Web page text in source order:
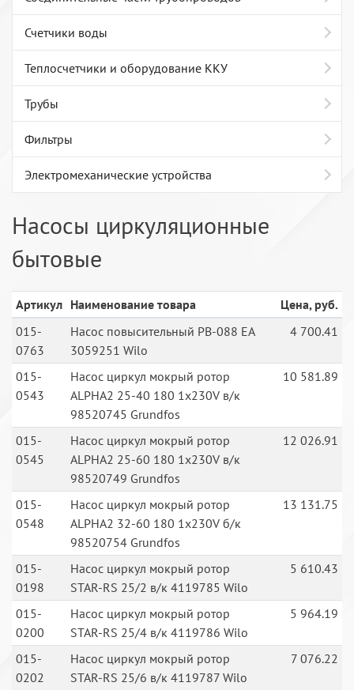
Счетчики воды
Теплосчетчики и оборудование ККУ
Трубы
Фильтры
Электромеханические устройства
Насосы циркуляционные
бытовые
Артикул Наименование товара
Цена, руб.
015-
0763
Насос повысительный PB-088 EA
3059251 Wilo
4 700.41
015-
0543
Насос циркул мокрый ротор
ALPHA2 25-40 180 1x230V в/к
98520745 Grundfos
10 581.89
015-
0545
Насос циркул мокрый ротор
ALPHA2 25-60 180 1x230V в/к
98520749 Grundfos
12 026.91
015-
0548
Насос циркул мокрый ротор
ALPHA2 32-60 180 1x230V б/к
98520754 Grundfos
13 131.75
015-
0198
Насос циркул мокрый ротор
STAR-RS 25/2 в/к 4119785 Wilo
5 610.43
015-
0200
Насос циркул мокрый ротор
STAR-RS 25/4 в/к 4119786 Wilo
5 964.19
015-
0202
Насос циркул мокрый ротор
STAR-RS 25/6 в/к 4119787 Wilo
7 076.22